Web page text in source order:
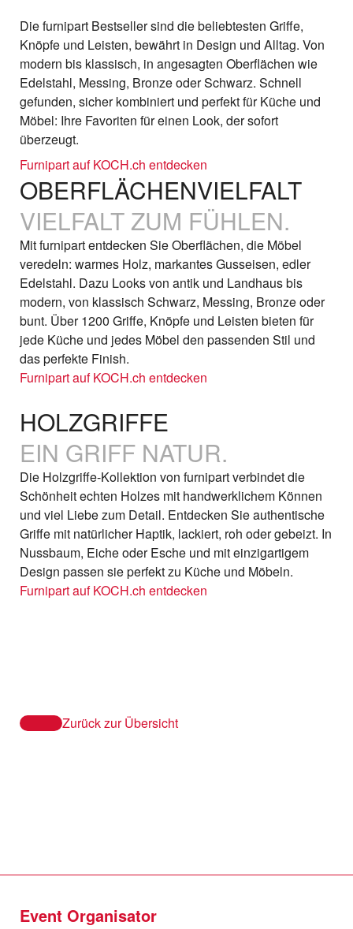
Die furnipart Bestseller sind die beliebtesten Griffe,
Knöpfe und Leisten, bewährt in Design und Alltag. Von
modern bis klassisch, in angesagten Oberflächen wie
Edelstahl, Messing, Bronze oder Schwarz. Schnell
gefunden, sicher kombiniert und perfekt für Küche und
Möbel: Ihre Favoriten für einen Look, der sofort
überzeugt.
Furnipart auf KOCH.ch entdecken
OBERFLÄCHENVIELFALT
VIELFALT ZUM FÜHLEN.
Mit furnipart entdecken Sie Oberflächen, die Möbel
veredeln: warmes Holz, markantes Gusseisen, edler
Edelstahl. Dazu Looks von antik und Landhaus bis
modern, von klassisch Schwarz, Messing, Bronze oder
bunt. Über 1200 Griffe, Knöpfe und Leisten bieten für
jede Küche und jedes Möbel den passenden Stil und
das perfekte Finish.
Furnipart auf KOCH.ch entdecken
HOLZGRIFFE
EIN GRIFF NATUR.
Die Holzgriffe-Kollektion von furnipart verbindet die
Schönheit echten Holzes mit handwerklichem Können
und viel Liebe zum Detail. Entdecken Sie authentische
Griffe mit natürlicher Haptik, lackiert, roh oder gebeizt. In
Nussbaum, Eiche oder Esche und mit einzigartigem
Design passen sie perfekt zu Küche und Möbeln.
Furnipart auf KOCH.ch entdecken
Zurück zur Übersicht
Event Organisator